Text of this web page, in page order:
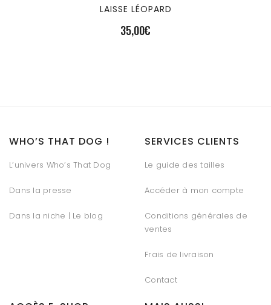
LAISSE LÉOPARD
35,00€
WHO’S THAT DOG !
L’univers Who’s That Dog
Dans la presse
Dans la niche | Le blog
SERVICES CLIENTS
Le guide des tailles
Accéder à mon compte
Conditions générales de
ventes
Frais de livraison
Contact